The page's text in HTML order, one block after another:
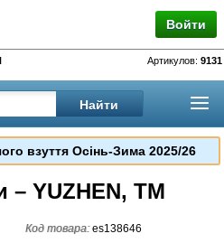
Войти
Артикулов: 9131
взуття Осінь-Зима 2025/26
– YUZHEN, TM
Код товара:es138646